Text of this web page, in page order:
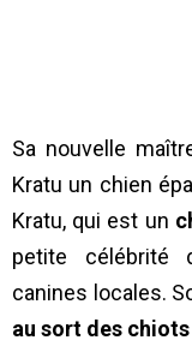
Sa nouvelle
Kratu un chien
Kratu, qui est un
petite célébrité
canines locales.
au sort des